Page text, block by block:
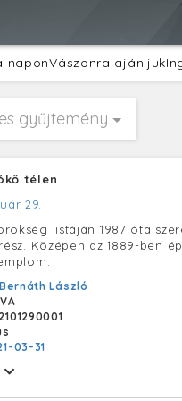
naponVászonra ajánljuk
gyűjtemény
télen
29.
listáján 1987 óta
Középen az 1889-ben
László
03-31